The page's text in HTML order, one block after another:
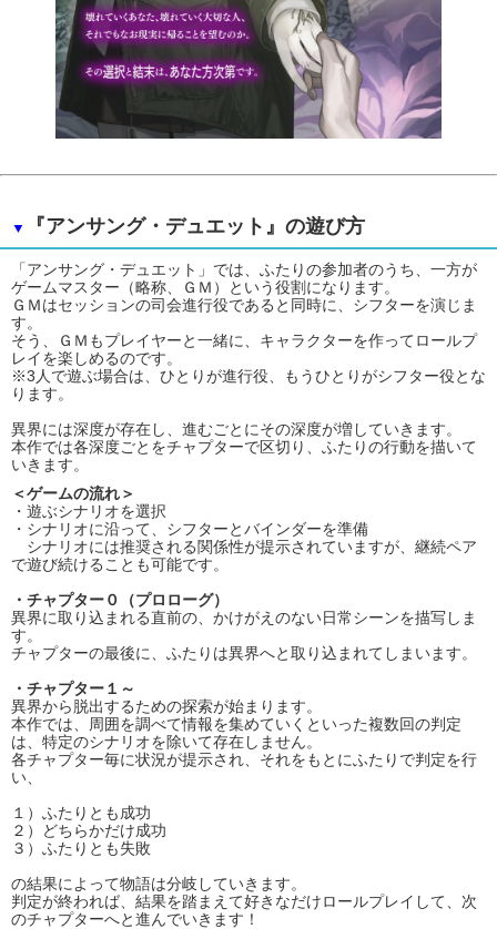
▼ 『アンサング・デュエット』の遊び方
「アンサング・デュエット」では、ふたりの参加者のうち、一方が
ゲームマスター（略称、ＧＭ）という役割になります。
ＧＭはセッションの司会進行役であると同時に、シフターを演じま
す。
そう、ＧＭもプレイヤーと一緒に、キャラクターを作ってロールプ
レイを楽しめるのです。
※3人で遊ぶ場合は、ひとりが進行役、もうひとりがシフター役とな
ります。
異界には深度が存在し、進むごとにその深度が増していきます。
本作では各深度ごとをチャプターで区切り、ふたりの行動を描いて
いきます。
＜ゲームの流れ＞
・遊ぶシナリオを選択
・シナリオに沿って、シフターとバインダーを準備
シナリオには推奨される関係性が提示されていますが、継続ペア
で遊び続けることも可能です。
・チャプター０（プロローグ）
異界に取り込まれる直前の、かけがえのない日常シーンを描写しま
す。
チャプターの最後に、ふたりは異界へと取り込まれてしまいます。
・チャプター１～
異界から脱出するための探索が始まります。
本作では、周囲を調べて情報を集めていくといった複数回の判定
は、特定のシナリオを除いて存在しません。
各チャプター毎に状況が提示され、それをもとにふたりで判定を行
い、
１）ふたりとも成功
２）どちらかだけ成功
３）ふたりとも失敗
の結果によって物語は分岐していきます。
判定が終われば、結果を踏まえて好きなだけロールプレイして、次
のチャプターへと進んでいきます！